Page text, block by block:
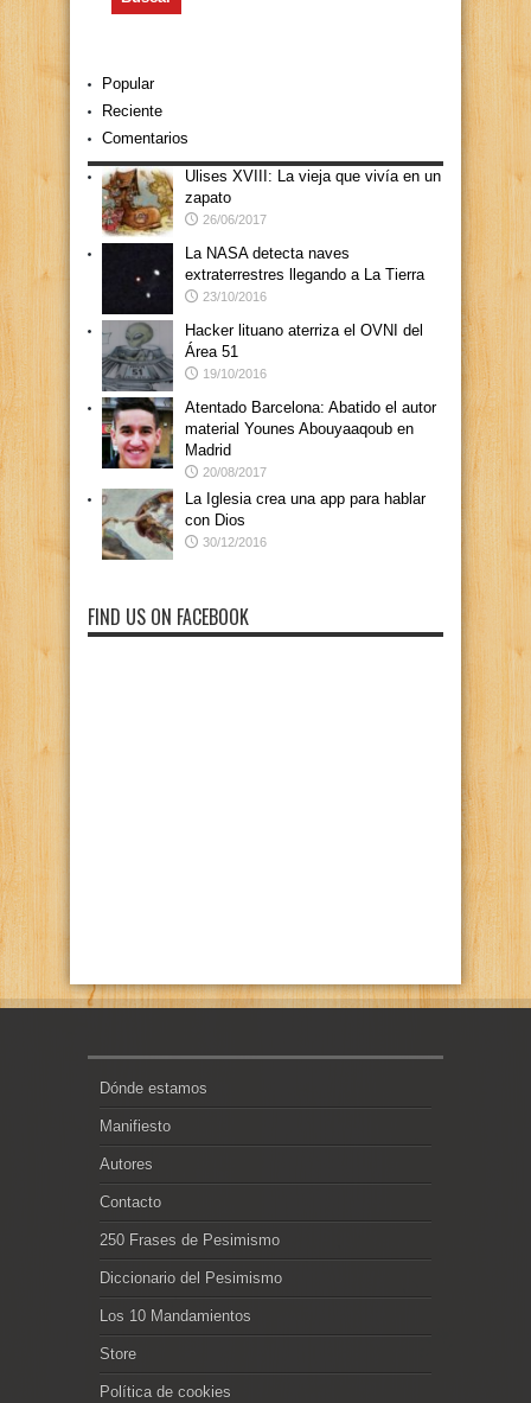
Popular
Reciente
Comentarios
Ulises XVIII: La vieja que vivía en un
zapato
26/06/2017
La NASA detecta naves
extraterrestres llegando a La Tierra
23/10/2016
Hacker lituano aterriza el OVNI del
Área 51
19/10/2016
Atentado Barcelona: Abatido el autor
material Younes Abouyaaqoub en
Madrid
20/08/2017
La Iglesia crea una app para hablar
con Dios
30/12/2016
FIND US ON FACEBOOK
Dónde estamos
Manifiesto
Autores
Contacto
250 Frases de Pesimismo
Diccionario del Pesimismo
Los 10 Mandamientos
Store
Política de cookies